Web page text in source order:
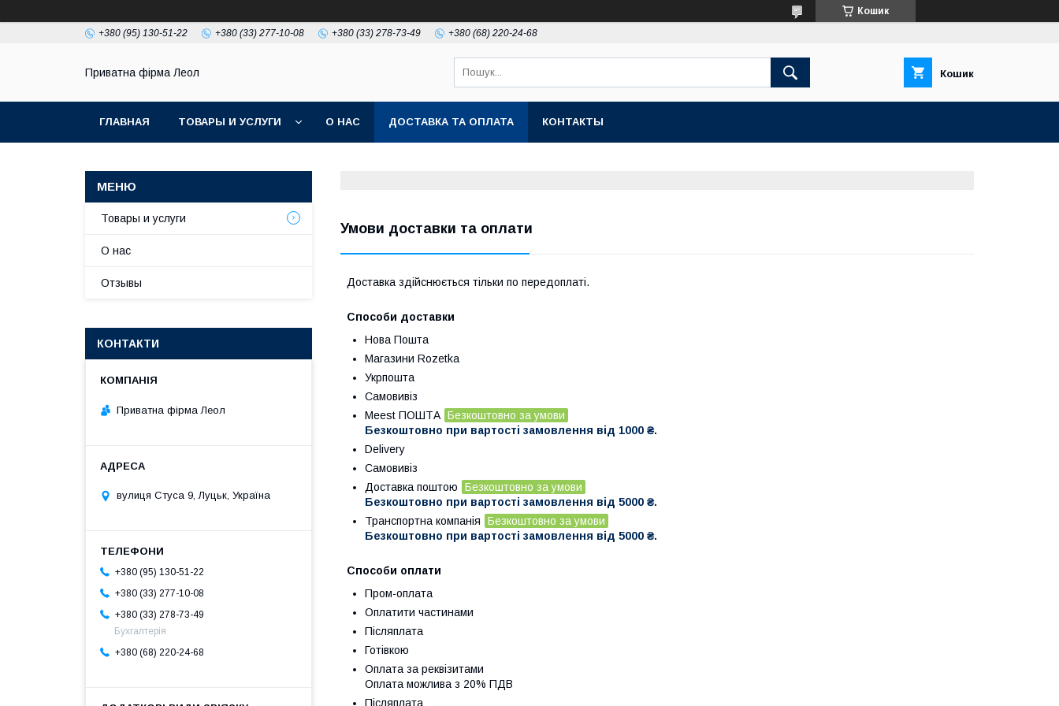
Кошик
+380 (95) 130-51-22 +380 (33) 277-10-08 +380 (33) 278-73-49 +380 (68) 220-24-68
Приватна фірма Леол Кошик
ГЛАВНАЯ ТОВАРЫ И УСЛУГИ О НАС ДОСТАВКА ТА ОПЛАТА КОНТАКТЫ
Умови доставки та оплати
Доставка здійснюється тільки по передоплаті.
Способи доставки
Нова Пошта
Магазини Rozetka
Укрпошта
Самовивіз
Meest ПОШТА Безкоштовно за умови
Безкоштовно при вартості замовлення від 1000 ₴.
Delivery
Самовивіз
Доставка поштою
Безкоштовно за умови
Безкоштовно при вартості замовлення від 5000 ₴.
Транспортна компанія
Безкоштовно за умови
Безкоштовно при вартості замовлення від 5000 ₴.
Способи оплати
Пром-оплата
Оплатити частинами
Післяплата
Готівкою
Оплата за реквізитами
Оплата можлива з 20% ПДВ
Післяплата
Товары и услуги
О нас
Отзывы
КОНТАКТИ
Приватна фірма Леол
вулиця Стуса 9, Луцьк, Україна
+380 (95) 130-51-22
+380 (33) 277-10-08
+380 (33) 278-73-49
Бухгалтерія
+380 (68) 220-24-68